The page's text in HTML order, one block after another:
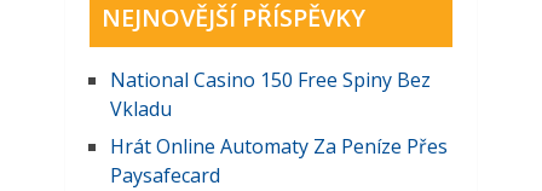
NEJNOVĚJŠÍ PŘÍSPĚVKY
National Casino 150 Free Spiny Bez
Vkladu
Hrát Online Automaty Za Peníze Přes
Paysafecard